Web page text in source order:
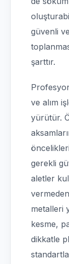
güvenli
şarttır.
ve alım
yürütür.
gerekli
aletler
metalleri
kesme,
dikkatle